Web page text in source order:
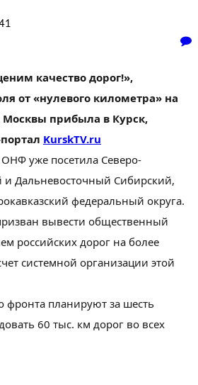
качество дорог!»,
от «нулевого километра» на
прибыла в Курск,
KurskTV.ru
уже посетила Северо-
и Дальневосточный Сибирский,
федеральный округа.
вывести общественный
российских дорог на более
системной организации этой
фронта планируют за шесть
60 тыс. км дорог во всех